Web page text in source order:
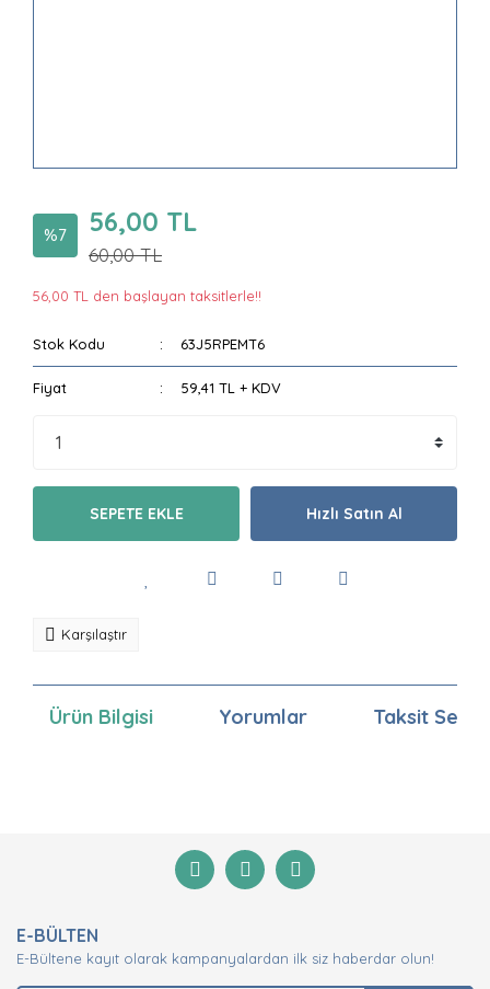
%7 56,00 TL
60,00 TL
56,00 TL den başlayan taksitlerle!!
Stok Kodu 63J5RPEMT6
Fiyat 59,41 TL + KDV
SEPETE EKLE Hızlı Satın Al
Karşılaştır
Ürün Bilgisi Yorumlar Taksit
Yorum Yaz
Görüş ve önerileriniz için teşekkür ederiz.
Ürün açıklamasında eksik bilgiler bulunuyor.
Ürün bilgilerinde hatalar bulunuyor.
E-BÜLTEN
E-Bültene kayıt olarak kampanyalardan ilk siz haberdar olun!